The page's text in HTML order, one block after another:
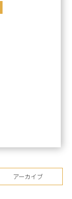
アーカイブ